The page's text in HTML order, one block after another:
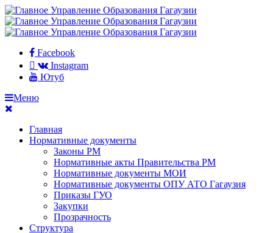
Facebook
Instagram
Ютуб
Меню
Главная
Нормативные документы
Законы РМ
Нормативные акты Правительства РМ
Нормативные документы МОИ
Нормативные документы ОПУ АТО Гагаузия
Приказы ГУО
Закупки
Прозрачность
Структура